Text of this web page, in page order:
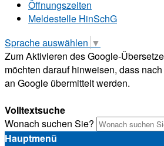
Öffnungszeiten
Meldestelle HinSchG
Sprache auswählen ▼
Zum Aktivieren des Google-
möchten darauf hinweisen, dass
an Google übermittelt werden.
Volltextsuche
Wonach suchen Sie?
Hauptmenü